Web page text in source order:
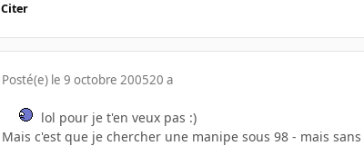
Citer
Posté(e) le 9 octobre 200520 a
lol pour je t'en veux pas :)
Mais c'est que je chercher une manipe sous 98 - mais